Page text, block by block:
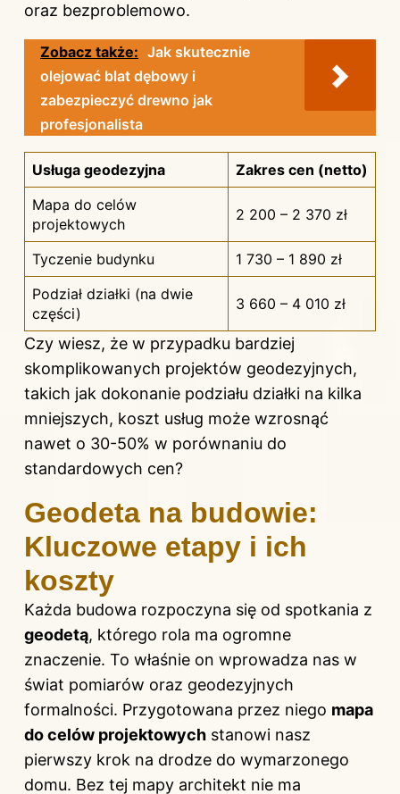
oraz bezproblemowo.
Zobacz także: Jak skutecznie
olejować blat dębowy i
zabezpieczyć drewno jak
profesjonalista
Usługa geodezyjna
Zakres cen (netto)
Mapa do celów
projektowych
2 200 – 2 370 zł
Tyczenie budynku
1 730 – 1 890 zł
Podział działki (na dwie
części)
3 660 – 4 010 zł
Czy wiesz, że w przypadku bardziej
skomplikowanych projektów geodezyjnych,
takich jak dokonanie podziału działki na kilka
mniejszych, koszt usług może wzrosnąć
nawet o 30-50% w porównaniu do
standardowych cen?
Geodeta na budowie:
Kluczowe etapy i ich
koszty
Każda budowa rozpoczyna się od spotkania z
geodetą, którego rola ma ogromne
znaczenie. To właśnie on wprowadza nas w
świat pomiarów oraz geodezyjnych
formalności. Przygotowana przez niego mapa
do celów projektowych stanowi nasz
pierwszy krok na drodze do wymarzonego
domu. Bez tej mapy architekt nie ma